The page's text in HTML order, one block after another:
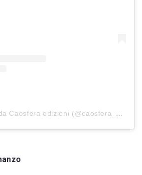
Un post condiviso da Caosfera edizioni (@caosfera_edizioni)